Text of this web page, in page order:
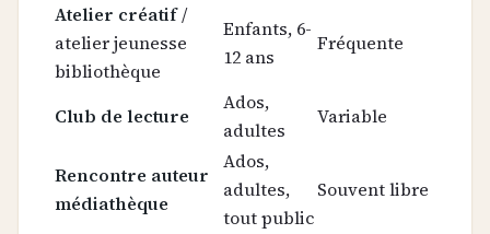
Atelier créatif/
atelier jeunesse
bibliothèque
Enfants, 6-
12 ans
Fréquente
Club de lecture
Ados,
adultes
Variable
Rencontre auteur
médiathèque
Ados,
adultes,
tout public
Souvent libre